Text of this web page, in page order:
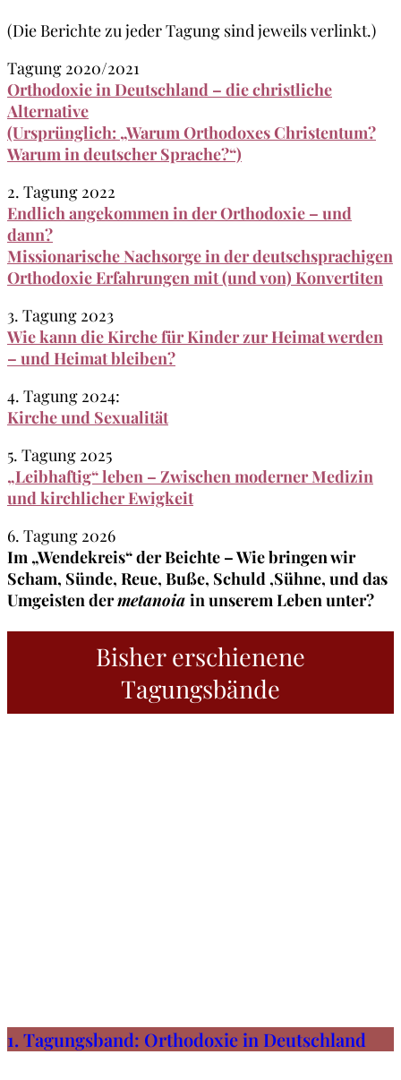
(Die Berichte zu jeder Tagung sind jeweils verlinkt.)
Tagung 2020/2021
Orthodoxie in Deutschland – die christliche
Alternative
(Ursprünglich: „Warum Orthodoxes Christentum?
Warum in deutscher Sprache?“)
2. Tagung 2022
Endlich angekommen in der Orthodoxie – und
dann?
Missionarische Nachsorge in der deutschsprachigen
Orthodoxie Erfahrungen mit (und von) Konvertiten
3. Tagung 2023
Wie kann die Kirche für Kinder zur Heimat werden
– und Heimat bleiben?
4. Tagung 2024:
Kirche und Sexualität
5. Tagung 2025
„Leibhaftig“ leben – Zwischen moderner Medizin
und kirchlicher Ewigkeit
6. Tagung 2026
Im „Wendekreis“ der Beichte – Wie bringen wir
Scham, Sünde, Reue, Buße, Schuld ,Sühne, und das
Umgeisten dermetanoia in unserem Leben unter?
Bisher erschienene
Tagungsbände
1. Tagungsband: Orthodoxie in Deutschland